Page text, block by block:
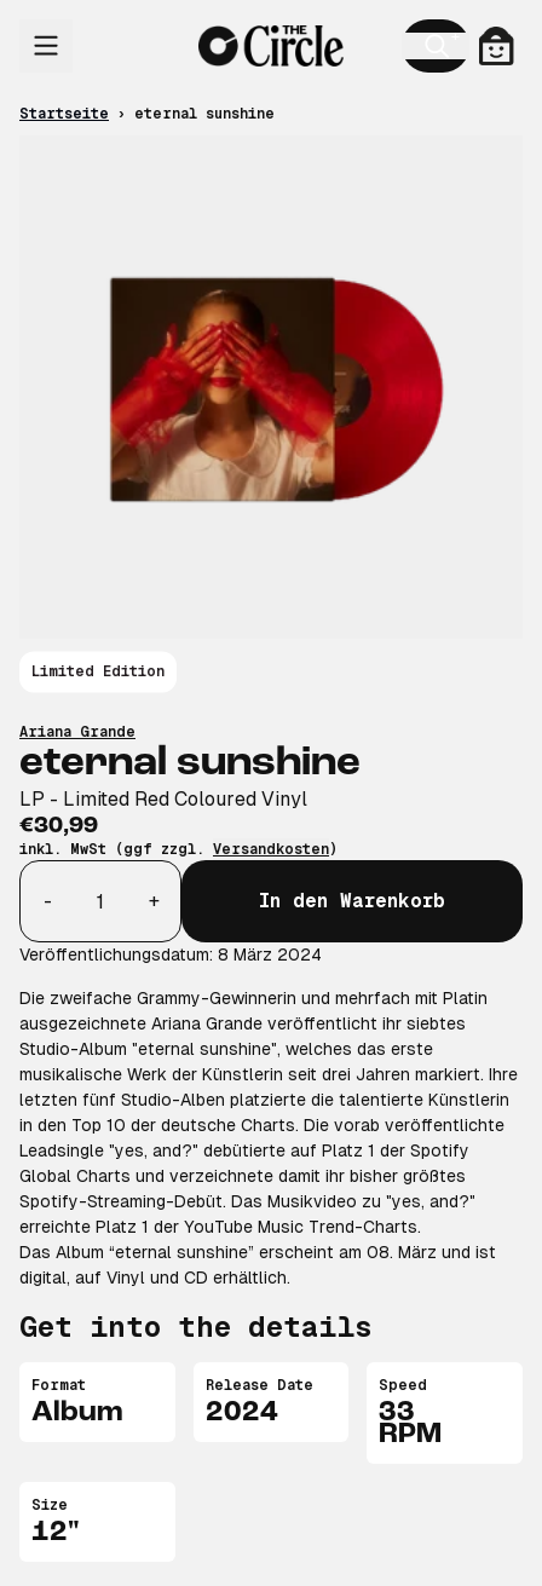
Startseite › eternal sunshine
Ariana Grande
eternal sunshine
LP - Limited Red Coloured Vinyl
€30,99
inkl. MwSt (ggf zzgl. Versandkosten)
Anzahl
-
+ In den Warenkorb
Veröffentlichungsdatum: 8 März 2024
Die zweifache Grammy-Gewinnerin und mehrfach mit Platin
ausgezeichnete Ariana Grande veröffentlicht ihr siebtes
Studio-Album "eternal sunshine", welches das erste
musikalische Werk der Künstlerin seit drei Jahren markiert. Ihre
letzten fünf Studio-Alben platzierte die talentierte Künstlerin
in den Top 10 der deutsche Charts. Die vorab veröffentlichte
Leadsingle "yes, and?" debütierte auf Platz 1 der Spotify
Global Charts und verzeichnete damit ihr bisher größtes
Spotify-Streaming-Debüt. Das Musikvideo zu "yes, and?"
erreichte Platz 1 der YouTube Music Trend-Charts.
Das Album “eternal sunshine” erscheint am 08. März und ist
digital, auf Vinyl und CD erhältlich.
Get into the details
Format
Album
Release Date
2024
Speed
33
RPM
Size
12"
Limited Edition